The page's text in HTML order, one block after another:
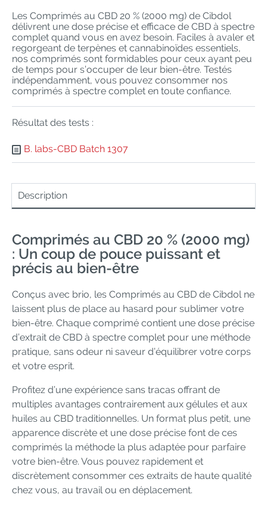
Les Comprimés au CBD 20 % (2000 mg) de Cibdol
délivrent une dose précise et efficace de CBD à spectre
complet quand vous en avez besoin. Faciles à avaler et
regorgeant de terpènes et cannabinoïdes essentiels,
nos comprimés sont formidables pour ceux ayant peu
de temps pour s’occuper de leur bien-être. Testés
indépendamment, vous pouvez consommer nos
comprimés à spectre complet en toute confiance.
Résultat des tests :
B. labs-CBD Batch 1307
Description
Comprimés au CBD 20 % (2000 mg)
: Un coup de pouce puissant et
précis au bien-être
Conçus avec brio, les Comprimés au CBD de Cibdol ne
laissent plus de place au hasard pour sublimer votre
bien-être. Chaque comprimé contient une dose précise
d’extrait de CBD à spectre complet pour une méthode
pratique, sans odeur ni saveur d’équilibrer votre corps
et votre esprit.
Profitez d’une expérience sans tracas offrant de
multiples avantages contrairement aux gélules et aux
huiles au CBD traditionnelles. Un format plus petit, une
apparence discrète et une dose précise font de ces
comprimés la méthode la plus adaptée pour parfaire
votre bien-être. Vous pouvez rapidement et
discrètement consommer ces extraits de haute qualité
chez vous, au travail ou en déplacement.